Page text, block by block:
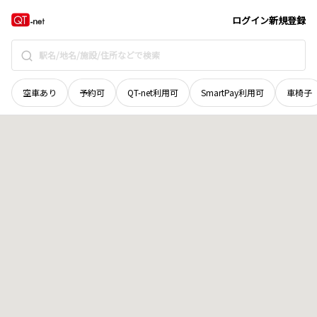
ログイン新規登録
空車あり 予約可 QT-net利用可 SmartPay利用可 車椅子
島根県